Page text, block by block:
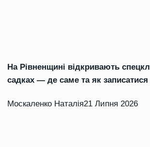
На Рівненщині відкривають
садках — де саме та як записатися
Москаленко Наталія21 Липня 2026